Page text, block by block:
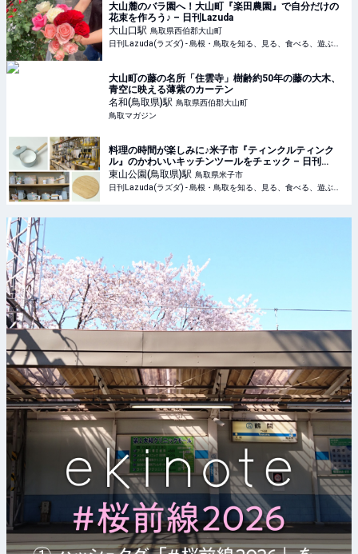
大山麓のバラ園へ！大山町『楽田農園』で自分だけの
花束を作ろう♪ – 日刊Lazuda
大山口駅 鳥取県西伯郡大山町
大山町の藤の名所「住雲寺」樹齢約50年の藤の大木、
青空に映える薄紫のカーテン
名和(鳥取県)駅 鳥取県西伯郡大山町
鳥取マガジン
料理の時間が楽しみに♪米子市『ティンクルティンク
ル』のかわいいキッチンツールをチェック – 日刊
Lazuda
東山公園(鳥取県)駅 鳥取県米子市